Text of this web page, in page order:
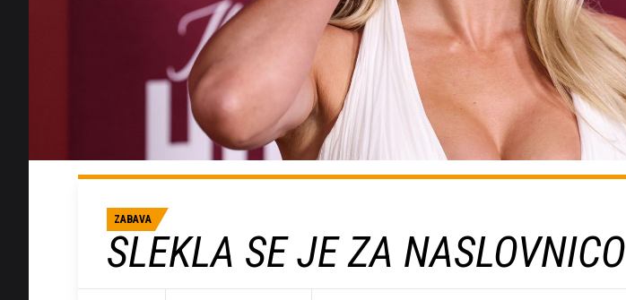
ZABAVA
SLEKLA SE JE ZA NASLOVNICO